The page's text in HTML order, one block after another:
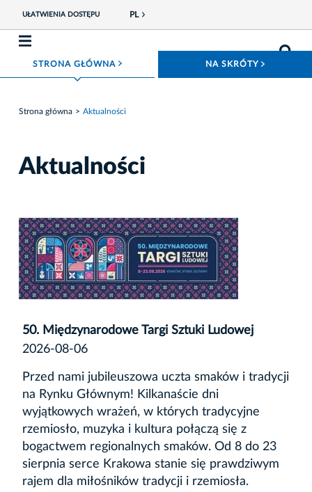
UŁATWIENIA DOSTĘPU PL
STRONA GŁÓWNA ROZWIŃ MENU NA SKRÓTY
Strona główna Aktualności
Aktualności
50. Międzynarodowe Targi Sztuki Ludowej
2026-08-06
Przed nami jubileuszowa uczta smaków i tradycji
na Rynku Głównym! Kilkanaście dni
wyjątkowych wrażeń, w których tradycyjne
rzemiosło, muzyka i kultura połączą się z
bogactwem regionalnych smaków. Od 8 do 23
sierpnia serce Krakowa stanie się prawdziwym
rajem dla miłośników tradycji i rzemiosła.